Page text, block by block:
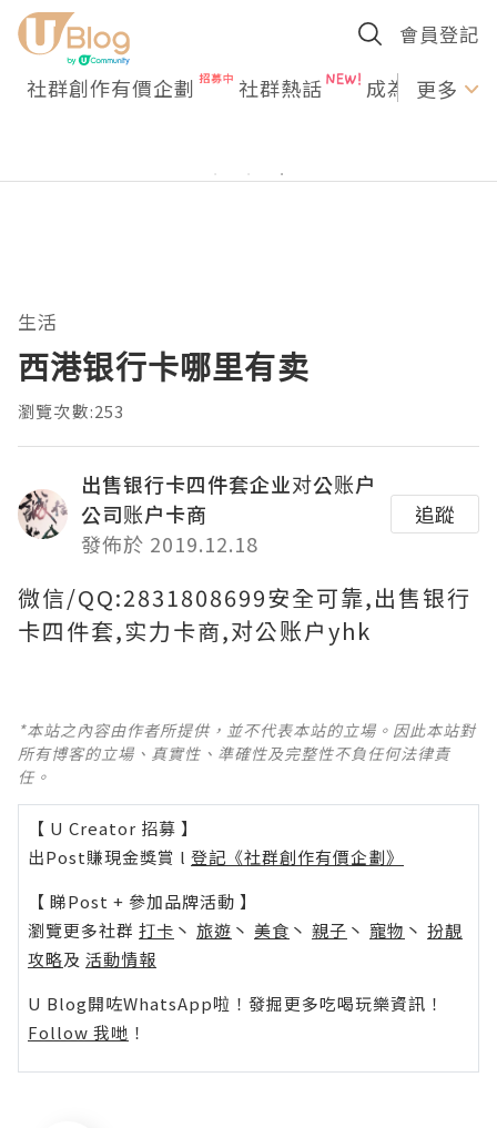
會員登記
社群創作有價企劃 社群熱話 成為U更多
生活
西港银行卡哪里有卖
瀏覽次數:253
出售银行卡四件套企业对公账户
公司账户卡商
發佈於 2019.12.18
追蹤
微信/QQ:2831808699安全可靠,出售银行
卡四件套,实力卡商,对公账户yhk
*本站之內容由作者所提供，並不代表本站的立場。因此本站對
所有博客的立場、真實性、準確性及完整性不負任何法律責
任。
【 U Creator 招募 】
出Post賺現金獎賞 l 登記《社群創作有價企劃》
【 睇Post + 參加品牌活動 】
瀏覽更多社群 打卡 丶 旅遊 丶 美食 丶 親子 丶 寵物 丶 扮靚
攻略及 活動情報
U Blog開咗WhatsApp啦！發掘更多吃喝玩樂資訊！
Follow 我哋 ！